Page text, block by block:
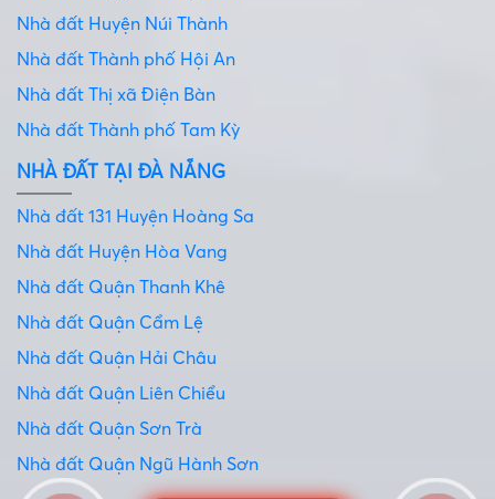
Nhà đất Huyện Núi Thành
Nhà đất Thành phố Hội An
Nhà đất Thị xã Điện Bàn
Nhà đất Thành phố Tam Kỳ
NHÀ ĐẤT TẠI ĐÀ NẴNG
Nhà đất 131 Huyện Hoàng Sa
Nhà đất Huyện Hòa Vang
Nhà đất Quận Thanh Khê
Nhà đất Quận Cẩm Lệ
Nhà đất Quận Hải Châu
Nhà đất Quận Liên Chiểu
Nhà đất Quận Sơn Trà
Nhà đất Quận Ngũ Hành Sơn